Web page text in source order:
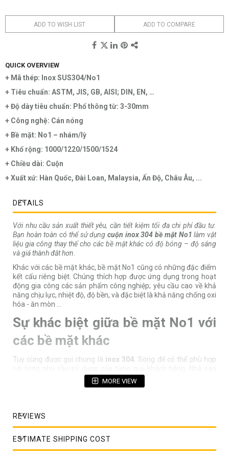
ADD TO WISH LIST ADD TO COMPARE
QUICK OVERVIEW
+ Mã thép: Inox SUS304/No1
+ Tiêu chuẩn: ASTM, JIS, GB, AISI; DIN, EN, …
+ Độ dày tiêu chuẩn: Phổ thông từ: 3-30mm
+ Công nghệ: Cán nóng
+ Bề mặt: No1 – nhám/lỳ
+ Khổ rộng: 1000/1220/1500/1524
+ Chiều dài: Cuộn
+ Xuất xứ: Hàn Quốc, Đài Loan, Malaysia, Ấn Độ, Châu Âu, ...
DETAILS
Với nhu cầu sản xuất thiết yêu, cần tiết kiệm tối đa chi phí đầu tư.
Bạn hoàn toàn có thể sử dụng cuộn inox 304 bề mặt No1 làm vật
liệu gia công thay thế cho các bề mặt khác có độ bóng – độ sáng
và giá thành đắt hơn.
Khác với các bề mặt khác, bề mặt No1 cũng có những đặc điểm
kết cấu riêng biệt. Chúng thích hợp được ứng dụng trong hoạt
động gia công các sản phẩm công nghiệp; yêu cầu cao về khả
năng chịu lực, nhiệt độ, độ bền, và đặc biệt là khả năng chống oxi
hóa - ăn mòn …
Sự khác biệt giữa bề mặt No1 với
các bề mặt khác
Tuy cùng được gọi chung là inox 304. Song để có thể phù hợp
xuất đã đưa ra thị trường một số bề mặt tiêu chuẩn có thể kể
+ Bề mặt No1: Đây được coi là bề mặt nhám – lỳ có tính chất
thẩm mỹ thấp nhất trong các bề mặt; màu sắc của chúng được
đánh giá là đục, tối sậm nhất. Chúng được tạo ra qua quá trình
cán nóng trực tiếp khác với các bề mặt còn lại được tạo ra từ
MORE VIEW
REVIEWS
ESTIMATE SHIPPING COST